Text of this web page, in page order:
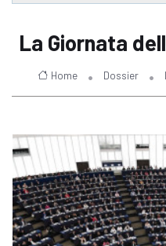
La Giornata
Home Dossier